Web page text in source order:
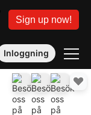
Sign up now!
Inloggning